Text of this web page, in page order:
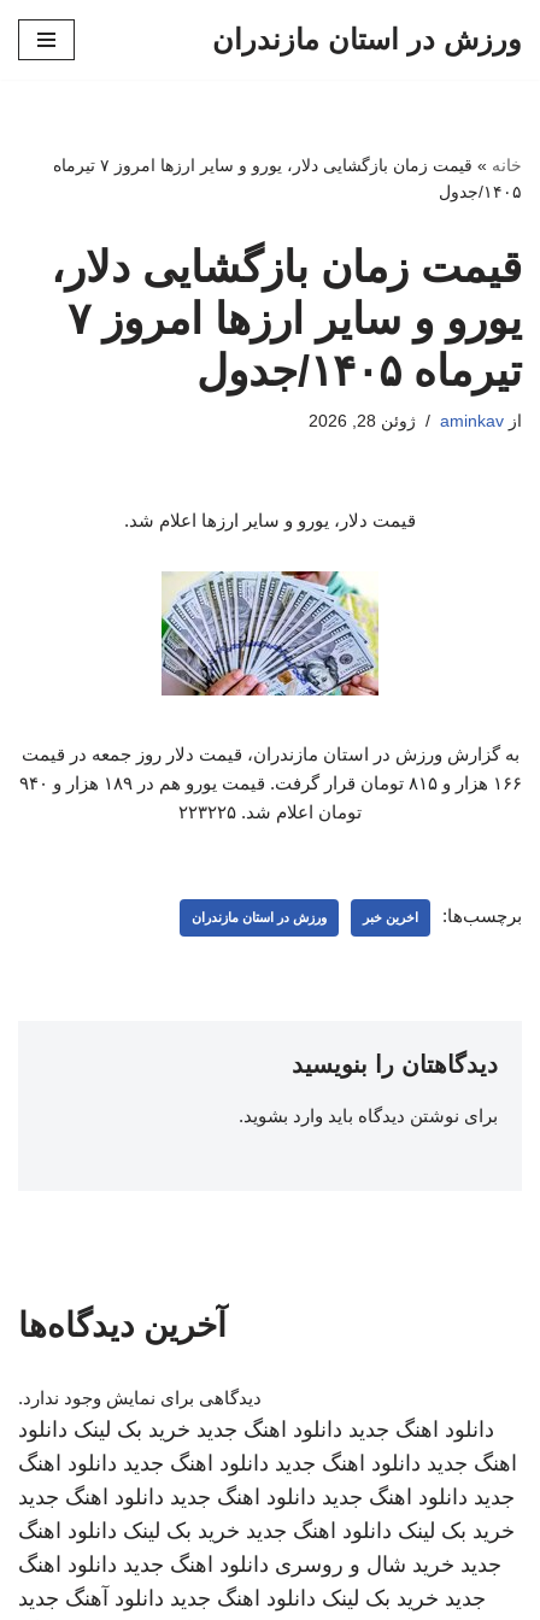
ورزش در استان مازندران
خانه »
قیمت زمان بازگشایی دلار، یورو و سایر ارزها امروز ۷ تیرماه
۱۴۰۵/جدول
قیمت زمان بازگشایی دلار،
یورو و سایر ارزها امروز ۷
تیرماه ۱۴۰۵/جدول
از aminkav ژوئن 28, 2026
قیمت دلار، یورو و سایر ارزها اعلام شد.
به گزارش ورزش در استان مازندران، قیمت دلار روز جمعه در قیمت
۱۶۶ هزار و ۸۱۵ تومان قرار گرفت. قیمت یورو هم در ۱۸۹ هزار و ۹۴۰
تومان اعلام شد. ۲۲۳۲۲۵
برچسب‌ها: اخرین خبر ورزش در استان مازندران
دیدگاهتان را بنویسید
برای نوشتن دیدگاه باید وارد بشوید.
آخرین دیدگاه‌ها
دیدگاهی برای نمایش وجود ندارد.
دانلود اهنگ جدید دانلود اهنگ جدید خرید بک لینک دانلود
اهنگ جدید دانلود اهنگ جدید دانلود اهنگ جدید دانلود اهنگ
جدید دانلود اهنگ جدید دانلود اهنگ جدید دانلود اهنگ جدید
خرید بک لینک دانلود اهنگ جدید خرید بک لینک دانلود اهنگ
جدید خرید شال و روسری دانلود اهنگ جدید دانلود اهنگ
جدید خرید بک لینک دانلود اهنگ جدید دانلود آهنگ جدید